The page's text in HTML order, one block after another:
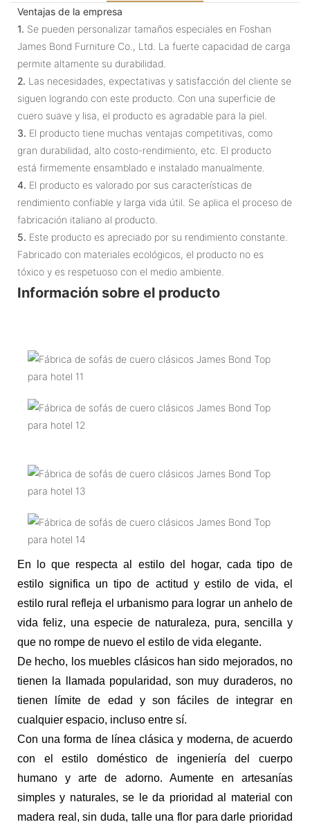
Ventajas de la empresa
1. Se pueden personalizar tamaños especiales en Foshan
James Bond Furniture Co., Ltd. La fuerte capacidad de carga
permite altamente su durabilidad.
2. Las necesidades, expectativas y satisfacción del cliente se
siguen logrando con este producto. Con una superficie de
cuero suave y lisa, el producto es agradable para la piel.
3. El producto tiene muchas ventajas competitivas, como
gran durabilidad, alto costo-rendimiento, etc. El producto
está firmemente ensamblado e instalado manualmente.
4. El producto es valorado por sus características de
rendimiento confiable y larga vida útil. Se aplica el proceso de
fabricación italiano al producto.
5. Este producto es apreciado por su rendimiento constante.
Fabricado con materiales ecológicos, el producto no es
tóxico y es respetuoso con el medio ambiente.
Información sobre el producto
En lo que respecta al estilo del hogar, cada tipo de
estilo significa un tipo de actitud y estilo de vida, el
estilo rural refleja el urbanismo para lograr un anhelo de
vida feliz, una especie de naturaleza, pura, sencilla y
que no rompe de nuevo el estilo de vida elegante.
De hecho, los muebles clásicos han sido mejorados, no
tienen la llamada popularidad, son muy duraderos, no
tienen límite de edad y son fáciles de integrar en
cualquier espacio, incluso entre sí.
Con una forma de línea clásica y moderna, de acuerdo
con el estilo doméstico de ingeniería del cuerpo
humano y arte de adorno. Aumente en artesanías
simples y naturales, se le da prioridad al material con
madera real, sin duda, talle una flor para darle prioridad